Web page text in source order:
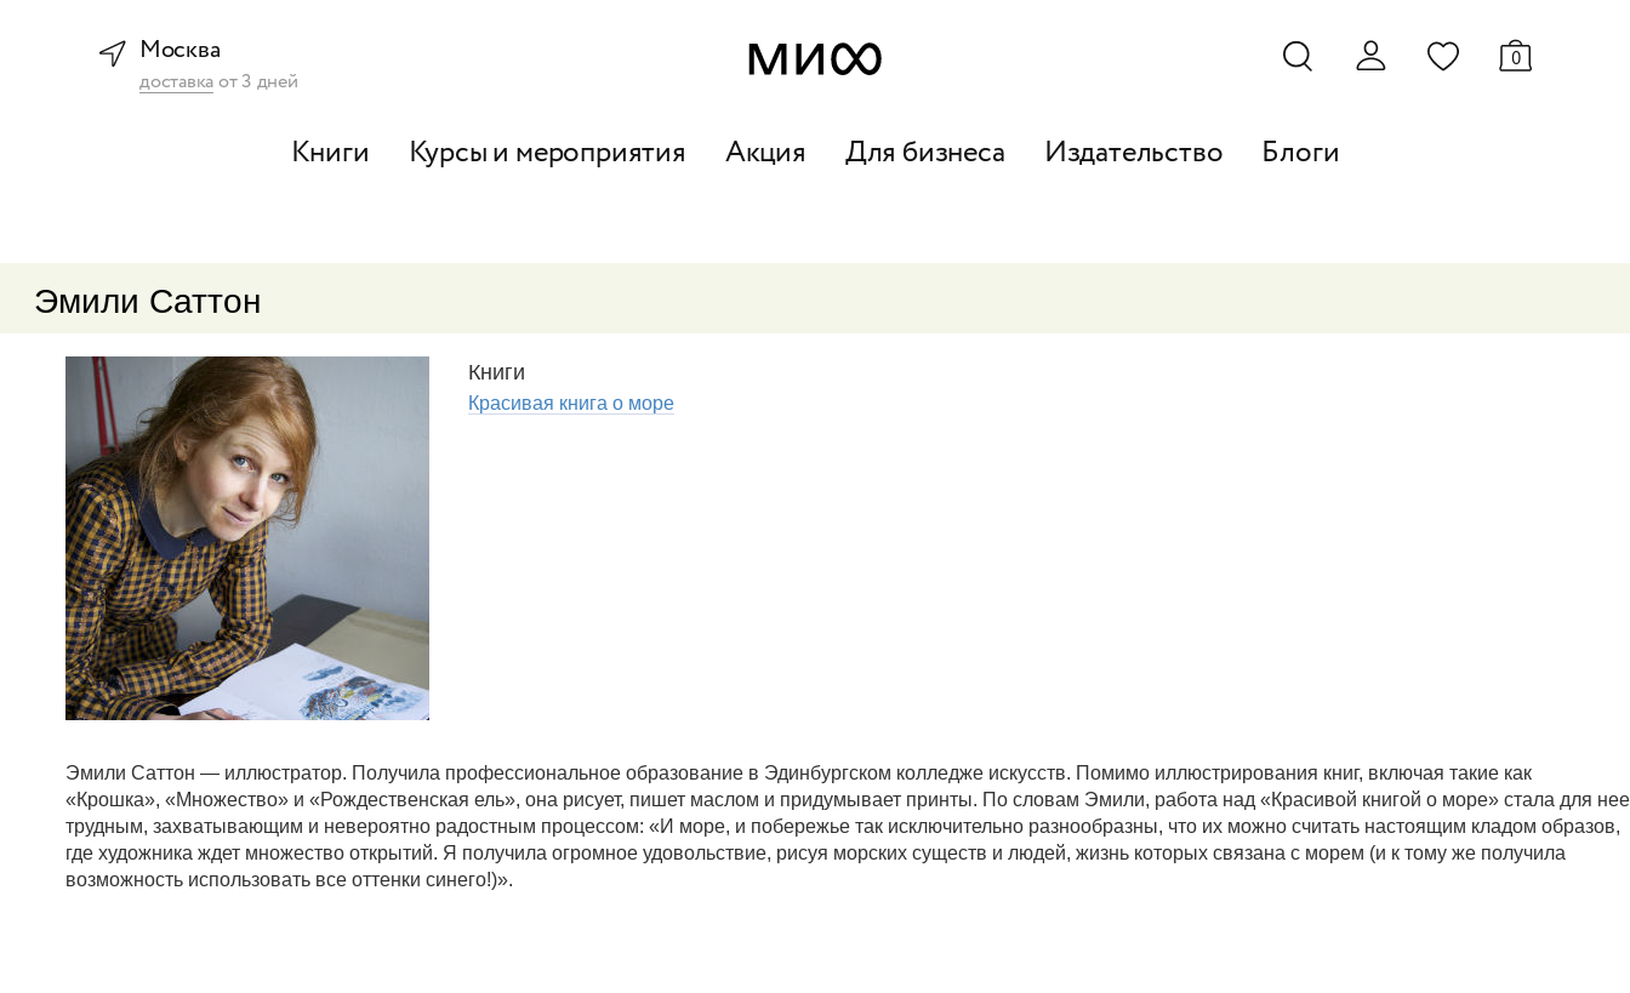
Москва
доставкаот3 дней
0
Книги Курсы и мероприятия Акция Для бизнеса Издательство Блоги
Эмили Саттон
Книги
Красивая книга о море
Эмили Саттон — иллюстратор. Получила профессиональное образование в Эдинбургском колледже искусств. Помимо иллюстрирования книг, включая такие как
«Крошка», «Множество» и «Рождественская ель», она рисует, пишет маслом и придумывает принты. По словам Эмили, работа над «Красивой книгой о море» стала для нее
трудным, захватывающим и невероятно радостным процессом: «И море, и побережье так исключительно разнообразны, что их можно считать настоящим кладом образов,
где художника ждет множество открытий. Я получила огромное удовольствие, рисуя морских существ и людей, жизнь которых связана с морем (и к тому же получила
возможность использовать все оттенки синего!)».